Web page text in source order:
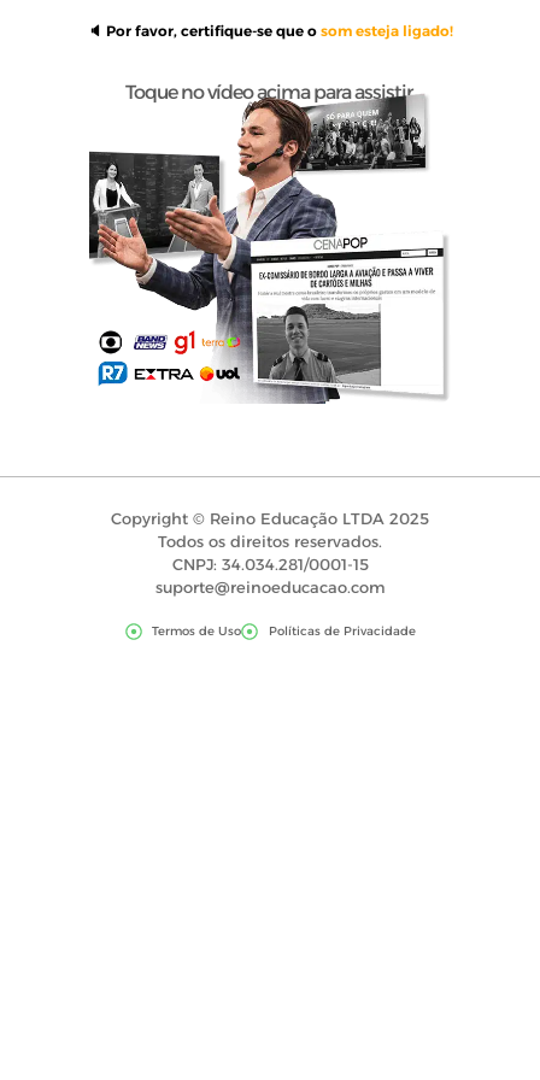
🔈 Por favor, certifique-se que o som esteja ligado!
Toque no vídeo acima para assistir.
Copyright © Reino Educação LTDA 2025
Todos os direitos reservados.
CNPJ: 34.034.281/0001-15
suporte@reinoeducacao.com
Termos de Uso Políticas de Privacidade